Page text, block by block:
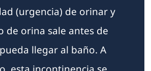
(urgencia) de orinar y
de orina sale antes de
llegar al baño. A